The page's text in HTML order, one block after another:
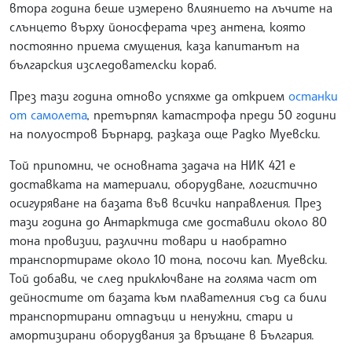
втора година беше измерено влиянието на лъчите на
слънцето върху йоносферата чрез антена, която
постоянно приема смущения, каза капитанът на
българския изследователски кораб.
През тази година отново успяхме да открием останки
от самолета, претърпял катастрофа преди 50 години
на полуостров Бърнард, разказа още Радко Муевски.
Той припомни, че основната задача на НИК 421 е
доставката на материали, оборудване, логистично
осигуряване на базата във всички направления. През
тази година до Антарктида сме доставили около 80
тона провизии, различни товари и наобратно
транспортираме около 10 тона, посочи кап. Муевски.
Той добави, че след приключване на голяма част от
дейностите от базата към плавателния съд са били
транспортирани отпадъци и ненужни, стари и
амортизирани оборудвания за връщане в България.